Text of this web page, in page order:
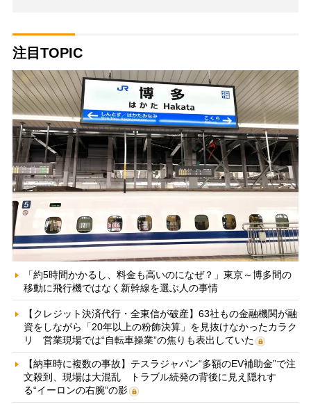
注目TOPIC
「約5時間かかるし、料金も高いのになぜ？」東京～博多間の
移動に飛行機ではなく新幹線を選ぶ人の事情
【クレジット決済代行・全東信が破産】63社もの金融機関が融
資をしながら「20年以上の粉飾決算」を見抜けなかったカラク
リ 営業現場では“自転車操業”の焦りも表出していた
【納車時に複数の事故】テスラジャパン“多額のEV補助金”で注
文殺到、現場は大混乱 トラブル続発の背後に見え隠れす
る“イーロンの右腕”の影